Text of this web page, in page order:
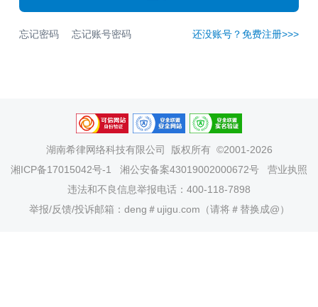
忘记密码 忘记账号密码 还没账号？免费注册>>>
湖南希律网络科技有限公司
版权所有 ©2001-2026
湘ICP备17015042号-1
湘公安备案43019002000672号
营业执照
违法和不良信息举报电话：400-118-7898
举报/反馈/投诉邮箱：deng＃ujigu.com（请将＃替换成@）